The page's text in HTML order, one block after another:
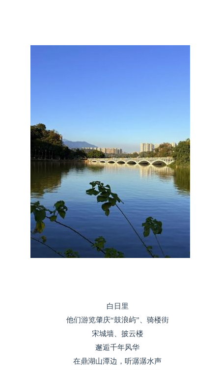
白日里
他们游览肇庆“鼓浪屿”、骑楼街
宋城墙、披云楼
邂逅千年风华
在鼎湖山潭边，听潺潺水声